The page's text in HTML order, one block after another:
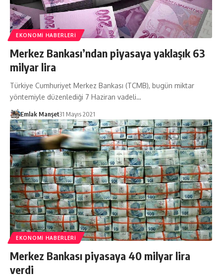
EKONOMI HABERLERI
Merkez Bankası’ndan piyasaya yaklaşık 63
milyar lira
Türkiye Cumhuriyet Merkez Bankası (TCMB), bugün miktar
yöntemiyle düzenlediği 7 Haziran vadeli…
Emlak Manşet31 Mayıs 2021
EKONOMI HABERLERI
Merkez Bankası piyasaya 40 milyar lira
verdi